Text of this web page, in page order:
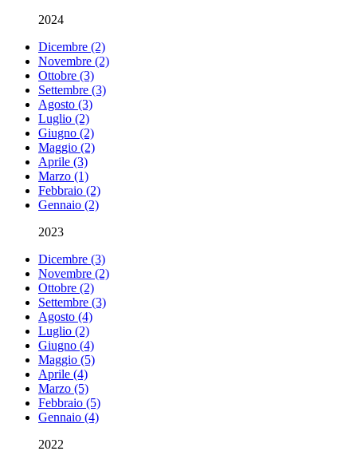
2024
Dicembre (2)
Novembre (2)
Ottobre (3)
Settembre (3)
Agosto (3)
Luglio (2)
Giugno (2)
Maggio (2)
Aprile (3)
Marzo (1)
Febbraio (2)
Gennaio (2)
2023
Dicembre (3)
Novembre (2)
Ottobre (2)
Settembre (3)
Agosto (4)
Luglio (2)
Giugno (4)
Maggio (5)
Aprile (4)
Marzo (5)
Febbraio (5)
Gennaio (4)
2022